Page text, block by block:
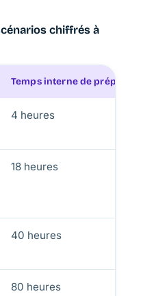
chiffrés à
Temps interne de
4 heures
18 heures
40 heures
80 heures